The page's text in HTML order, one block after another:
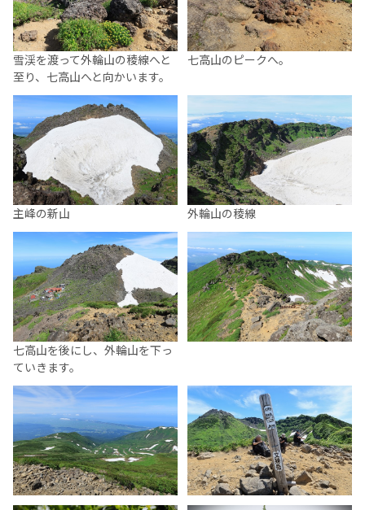
雪渓を渡って外輪山の稜線へと
至り、七高山へと向かいます。
七高山のピークへ。
主峰の新山 外輪山の稜線
七高山を後にし、外輪山を下っ
ていきます。